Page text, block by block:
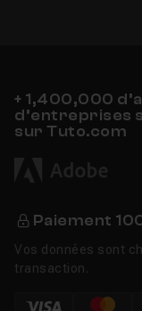
+ 1,400,000
d’entreprises
sur Tuto.com
Paiement
Vos données sont
transaction.